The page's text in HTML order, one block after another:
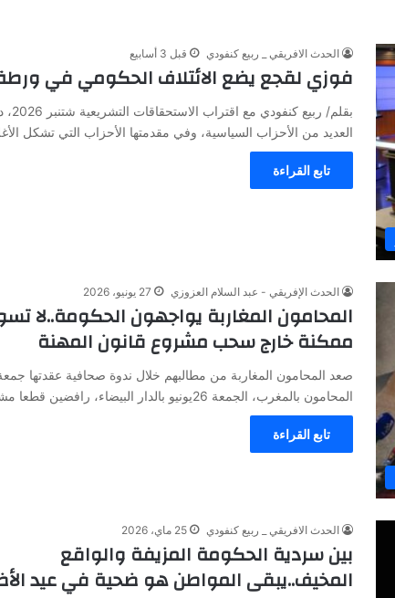
الحدث الافريقي _ ربيع كنفودي قبل 3 أسابيع
فوزي لقجع يضع الائتلاف الحكومي في
بقلم/ ربيع
العديد من الأحزاب السياسية، وفي مقدمتها الأحزاب التي تشكل
تابع القراءة
الحدث الإفريقي - عبد السلام العزوزي 27 يونيو، 2026
المحامون المغاربة يواجهون الحكومة..لا
ممكنة خارج سحب مشروع قانون المهنة
صعد المحامون المغاربة من مطالبهم خلال ندوة صحافية عقدتها
المحامون بالمغرب، الجمعة 26يونيو بالدار البيضاء، رافضين قطعا مشروع…
تابع القراءة
الحدث الافريقي _ ربيع كنفودي 25 ماي، 2026
بين سردية الحكومة المزيفة والواقع
المخيف..يبقى المواطن هو ضحية في عيد